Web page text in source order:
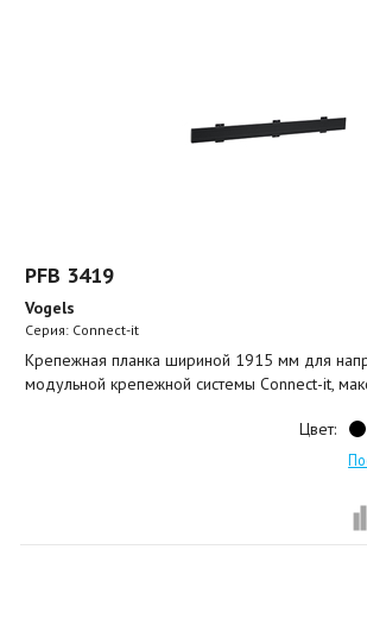
PFB 3419
Vogels
Серия: Connect-it
Крепежная планка шириной 1915 мм для
модульной крепежной системы Connect-it,
Цвет: